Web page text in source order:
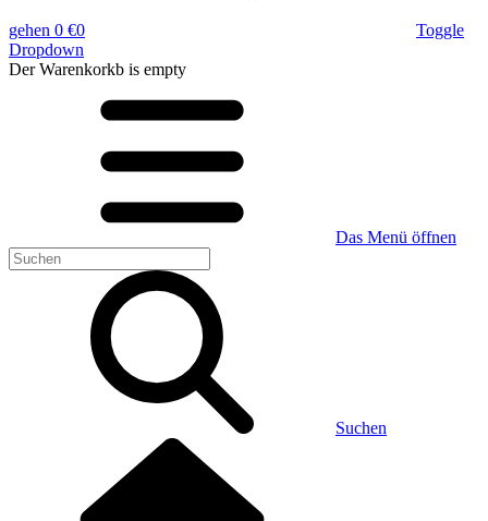
gehen 0 €0
Toggle
Dropdown
Der Warenkorkb is empty
Das Menü öffnen
Suchen